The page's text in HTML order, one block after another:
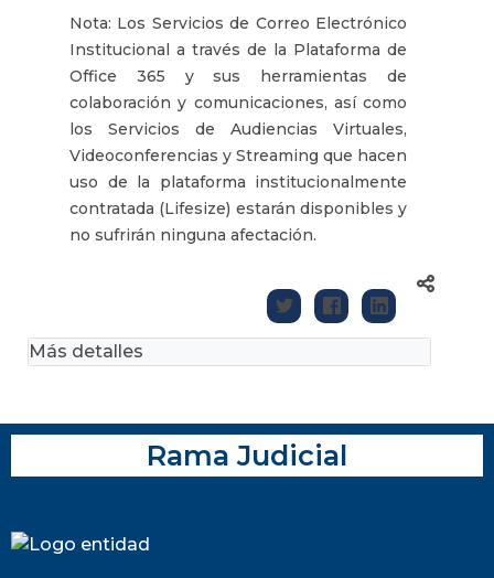
Nota: Los Servicios de Correo Electrónico
Institucional a través de la Plataforma de
Office 365 y sus herramientas de
colaboración y comunicaciones, así como
los Servicios de Audiencias Virtuales,
Videoconferencias y Streaming que hacen
uso de la plataforma institucionalmente
contratada (Lifesize) estarán disponibles y
no sufrirán ninguna afectación.
Más detalles
Rama Judicial